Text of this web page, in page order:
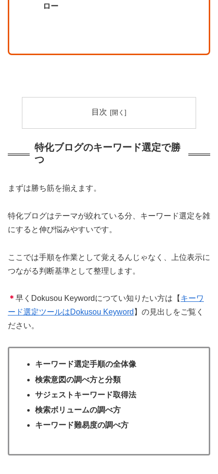
ロー
目次
特化ブログのキーワード選定で勝
つ
まずは勝ち筋を揃えます。
特化ブログはテーマが絞れている分、キーワード選定を雑
にすると伸び悩みやすいです。
ここでは手順を作業として覚えるんじゃなく、上位表示に
つながる判断基準として整理します。
＊ 早くDokusou Keywordにつてい知りたい方は【 キーワ
ード選定ツールはDokusou Keyword 】の見出しをご覧く
ださい。
キーワード選定手順の全体像
検索意図の調べ方と分類
サジェストキーワード取得法
検索ボリュームの調べ方
キーワード難易度の調べ方